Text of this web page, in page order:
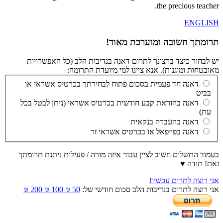
the precious teacher.
ENGLISH
תרומתך חשובה ומוערכת מאוד!
יש לבחור כיצד ברצונך לתרום דאנה בנדיבות הלב (כל האפשרויות
מאובטחות ומוגנות). אנא ציינו למי מיועדת התרומה:
דאנה חד פעמית בסכום פתוח לבחירתך בכרטיס אשראי או
בביט
דאנה בהוראת קבע חודשית בכרטיס אשראי (ניתן לבטל בכל
עת)
דאנה בהעברה בנקאית
דאנה בפייפאל או בכרטיס אשראי זר
בעמוד התשלום חשוב לציין עבור איזה מורה / פעילות ניתנת תרומתך
זאת! תודה ♥
אני רוצה לתרום עכשיו!
אני רוצה לתרום בנדיבות הלב סכום חודשי של: 50 ₪
100 ₪
200 ₪